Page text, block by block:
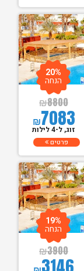
₪8800
₪7083
20%
הנחה
זוג, ל-4 לילות
פרטים
₪3900
19%
הנחה